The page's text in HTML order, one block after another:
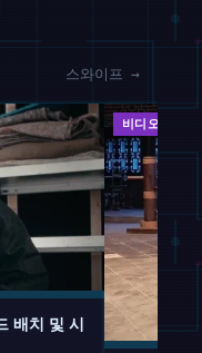
스와이프 →
배치 및 시
비디오